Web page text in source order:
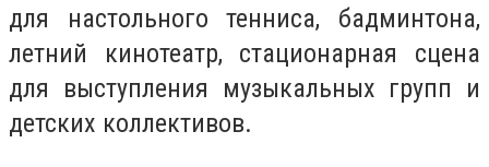
для настольного тенниса, бадминтона,
летний кинотеатр, стационарная сцена
для выступления музыкальных групп и
детских коллективов.